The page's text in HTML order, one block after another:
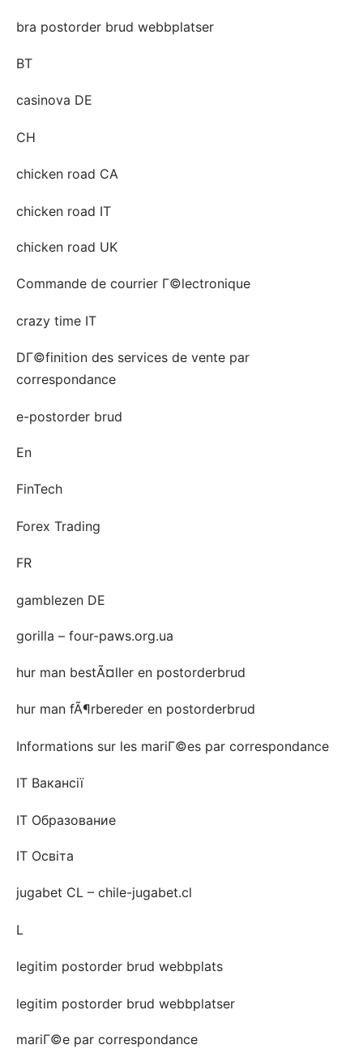
bra postorder brud webbplatser
BT
casinova DE
CH
chicken road CA
chicken road IT
chicken road UK
Commande de courrier Г©lectronique
crazy time IT
DГ©finition des services de vente par
correspondance
e-postorder brud
En
FinTech
Forex Trading
FR
gamblezen DE
gorilla – four-paws.org.ua
hur man bestÃ¤ller en postorderbrud
hur man fÃ¶rbereder en postorderbrud
Informations sur les mariГ©es par correspondance
IT Вакансії
IT Образование
IT Освіта
jugabet CL – chile-jugabet.cl
L
legitim postorder brud webbplats
legitim postorder brud webbplatser
mariГ©e par correspondance